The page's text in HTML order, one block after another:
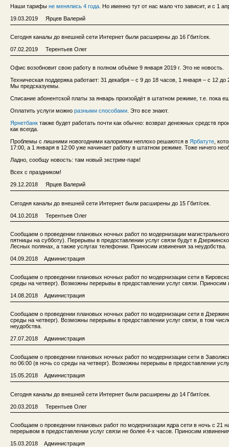
Наши тарифы не менялись 4 года . Но именно тут от нас мало что зависит, и с 1
19.03.2019 Ярцев Валерий
Сегодня каналы до внешней сети Интернет были расширены до 16 Гбит/сек.
07.02.2019 Терентьев Олег
Офис возобновит свою работу в полном объёме 9 января 2019 г. Это не новость.
Техническая поддержка работает: 31 декабря – с 9 до 18 часов, 1 января – с 12
Мы предсказуемы.
Списание абонентской платы за январь произойдёт в штатном режиме, т.е. пока
Оплатить услуги можно разными способами. Это все знают.
Ярнетбанк также будет работать почти как обычно: возврат денежных средств
как всегда.
Проблемы с лишними новогодними калориями неплохо решаются в Ярбатуте,
17:00, а 1 января в 12:00 уже начинает работу в штатном режиме. Тоже ничего
Ладно, сообщу новость: там новый экстрим-парк!
Всех с праздником!
29.12.2018 Ярцев Валерий
Сегодня каналы до внешней сети Интернет были расширены до 15 Гбит/сек.
04.10.2018 Терентьев Олег
Сообщаем о проведении плановых ночных работ по модернизации
пятницы на субботу). Перерывы в предоставлении услуг связи будут в
Лесных полянах, а также услугах телефонии. Приносим извинения за неудобства.
04.09.2018 Администрация
Сообщаем о проведении плановых ночных работ по модернизации сети в
среды на четверг). Возможны перерывы в предоставлении услуг связи. Приносим
14.08.2018 Администрация
Сообщаем о проведении плановых ночных работ по модернизации сети в
среды на четверг). Возможны перерывы в предоставлении услуг связи, в том
неудобства.
27.07.2018 Администрация
Сообщаем о проведении плановых ночных работ по модернизации сети в
по 06:00 (в ночь со среды на четверг). Возможны перерывы в предоставлении
15.05.2018 Администрация
Сегодня каналы до внешней сети Интернет были расширены до 14 Гбит/сек.
20.03.2018 Терентьев Олег
Сообщаем о проведении плановых работ по модернизации ядра сети в ночь с 21
перерывом в предоставлении услуг связи не более 4-х часов. Приносим
15.03.2018 Администрация